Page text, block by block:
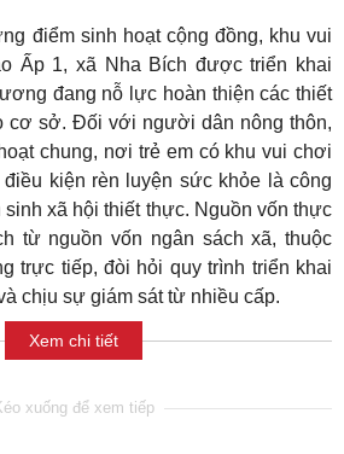
điểm sinh hoạt cộng đồng, khu vui
Ấp 1, xã Nha Bích được triển khai
đang nỗ lực hoàn thiện các thiết
cơ sở. Đối với người dân nông thôn,
chung, nơi trẻ em có khu vui chơi
kiện rèn luyện sức khỏe là công
xã hội thiết thực. Nguồn vốn thực
từ nguồn vốn ngân sách xã, thuộc
trực tiếp, đòi hỏi quy trình triển khai
chịu sự giám sát từ nhiều cấp.
Xem chi tiết